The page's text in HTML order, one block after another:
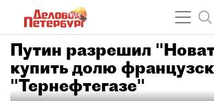
Путин разрешил
купить долю
"Тернефтегазе"